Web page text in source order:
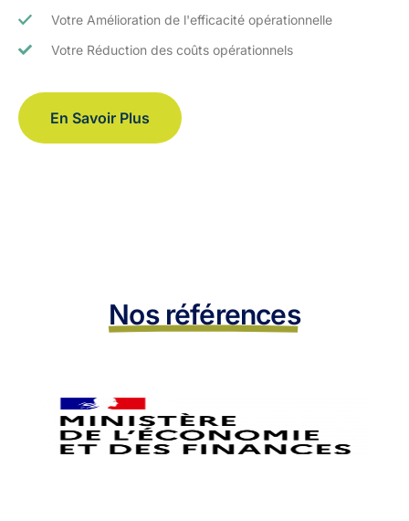
Votre Amélioration de l'efficacité opérationnelle
Votre Réduction des coûts opérationnels
En Savoir Plus
Nos références